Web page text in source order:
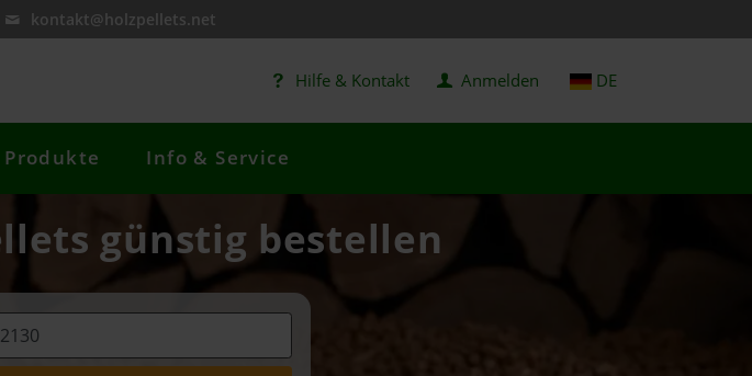
kontakt@holzpellets.net
Hilfe & Kontakt Anmelden DE
Produkte Info & Service
günstig bestellen